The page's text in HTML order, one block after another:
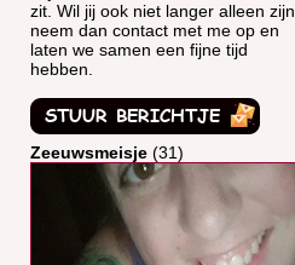
zit. Wil jij ook niet langer alleen zijn,
neem dan contact met me op en
laten we samen een fijne tijd
hebben.
Zeeuwsmeisje (31)